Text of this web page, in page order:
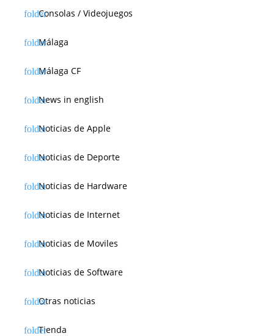
Consolas / Videojuegos
Málaga
Málaga CF
News in english
Noticias de Apple
Noticias de Deporte
Noticias de Hardware
Noticias de Internet
Noticias de Moviles
Noticias de Software
Otras noticias
Tienda